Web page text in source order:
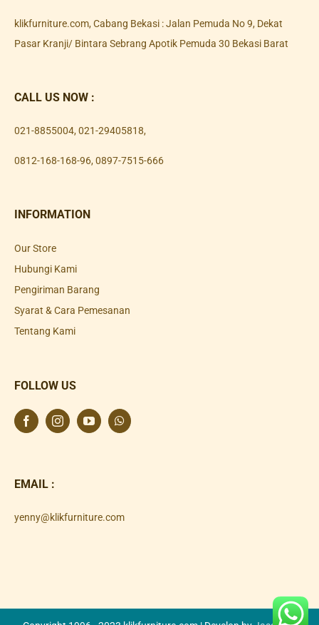
klikfurniture.com, Cabang Bekasi : Jalan Pemuda No 9, Dekat
Pasar Kranji/ Bintara Sebrang Apotik Pemuda 30 Bekasi Barat
CALL US NOW :
021-8855004, 021-29405818,
0812-168-168-96, 0897-7515-666
INFORMATION
Our Store
Hubungi Kami
Pengiriman Barang
Syarat & Cara Pemesanan
Tentang Kami
FOLLOW US
EMAIL :
yenny@klikfurniture.com